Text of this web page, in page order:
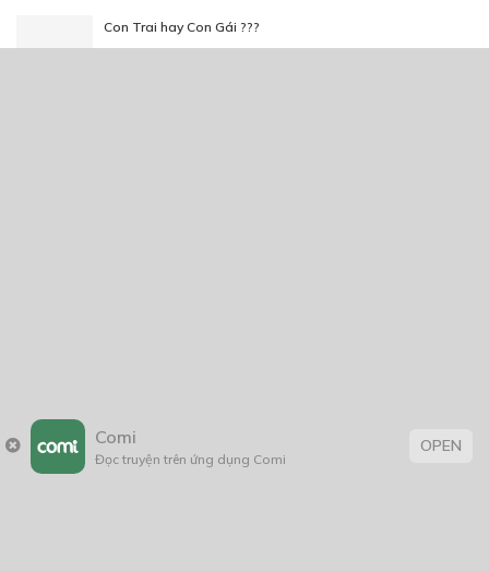
Comi
Đọc truyện trên ứng dụng Comi
OPEN